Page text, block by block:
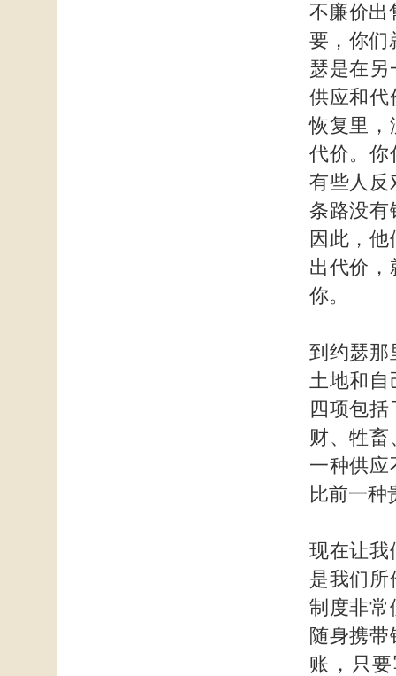
不廉价出
要，你们
瑟是在另
供应和代
恢复里，
代价。你
有些人反
条路没有
因此，
出代价，
你。
到约瑟那
土地和自
四项包
财、牲
一种供应
比前一种
现在让我
是我们所
制度非常
随身携
账，只